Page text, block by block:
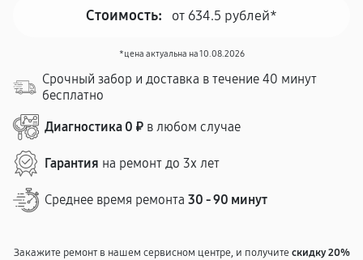
Стоимость: от 634.5 рублей*
*цена актуальна на 10.08.2026
Срочный забор и доставка в течение 40 минут
бесплатно
Диагностика 0 ₽ в любом случае
Гарантия на ремонт до 3х лет
Среднее время ремонта 30 - 90 минут
Закажите ремонт в нашем сервисном центре, и получитескидку 20%